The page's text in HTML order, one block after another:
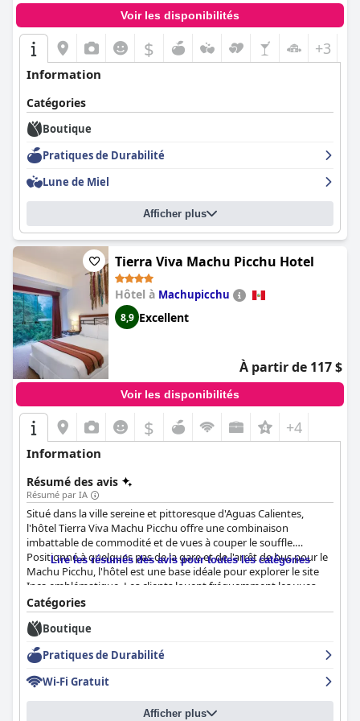
Voir les disponibilités
$ +3
Information
Catégories
Boutique
Pratiques de Durabilité
Lune de Miel
Afficher plus
Tierra Viva Machu Picchu Hotel
Hôtel à Machupicchu
8,9 Excellent
À partir de 117 $
Voir les disponibilités
$ +4
Information
Résumé des avis
Résumé par IA
Situé dans la ville sereine et pittoresque d'Aguas Calientes,
l'hôtel Tierra Viva Machu Picchu offre une combinaison
imbattable de commodité et de vues à couper le souffle.
Positionné à quelques pas de la gare et de l'arrêt de bus pour le
Machu Picchu, l'hôtel est une base idéale pour explorer le site
Inca emblématique. Les clients louent fréquemment les vues
imprenables sur la rivière Urubamba et les montagnes
luxuriantes depuis les chambres spacieuses et modernes, ce qui
renforce l'attrait de se réveiller aux sons et aux vues de ce
paysage verdoyant.
L'hôtel est apprécié pour ses hébergements propres et
confortables, avec de grandes chambres douillettes équipées de
salles de bains modernes et d'eau chaude fiable. Les clients
apprécient les petits plus attentionnés comme les boissons
Lire les résumés des avis pour toutes les catégories
Catégories
Boutique
Pratiques de Durabilité
Wi-Fi Gratuit
Afficher plus